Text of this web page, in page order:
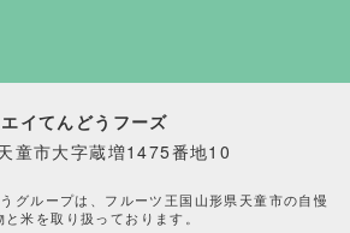
イてんどうフーズ
童市大字蔵増1475番地10
ループは、フルーツ王国山形県天童市の自慢
と米を取り扱っております。